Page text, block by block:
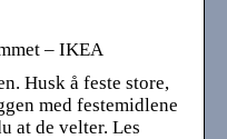
– IKEA
Husk å feste store,
med festemidlene
at de velter. Les